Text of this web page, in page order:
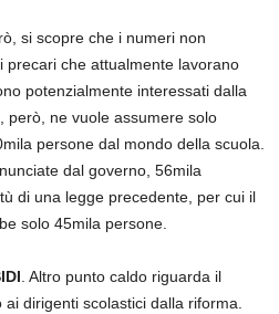
si scopre che i numeri non
precari che attualmente lavorano
potenzialmente interessati dalla
però, ne vuole assumere solo
persone dal mondo della scuola.
dal governo, 56mila
di una legge precedente, per cui il
solo 45mila persone.
. Altro punto caldo riguarda il
dirigenti scolastici dalla riforma.